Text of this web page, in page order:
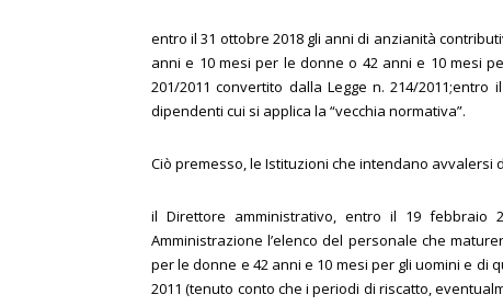
entro il 31 ottobre 2018 gli anni di anzianità
anni e 10 mesi per le donne o 42 anni e 10 mesi
201/2011 convertito dalla Legge n. 214/
dipendenti cui si applica la “vecchia normativa”.
Ciò premesso, le Istituzioni che intendano
il Direttore amministrativo, entro il 19 febbraio
Amministrazione l’elenco del personale che
per le donne e 42 anni e 10 mesi per gli uomini e di
2011 (tenuto conto che i periodi di riscatto,